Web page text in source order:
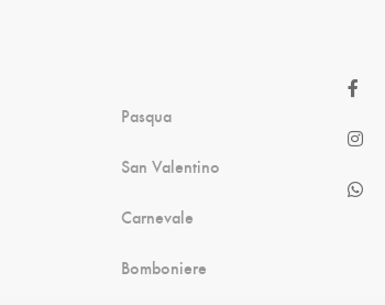
Pasqua
San Valentino
Carnevale
Bomboniere